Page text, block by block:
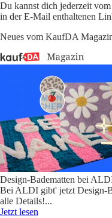
Du kannst dich jederzeit
in der E-Mail enthaltenen
Neues vom KaufDA
Design-Badematten bei
Bei ALDI gibt' jetzt Design-
alle Details!...
Jetzt lesen